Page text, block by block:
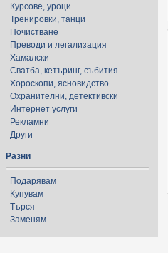
Курсове, уроци
Тренировки, танци
Почистване
Преводи и легализация
Хамалски
Сватба, кетъринг, събития
Хороскопи, ясновидство
Охранителни, детективски
Интернет услуги
Рекламни
Други
Разни
Подарявам
Купувам
Търся
Заменям